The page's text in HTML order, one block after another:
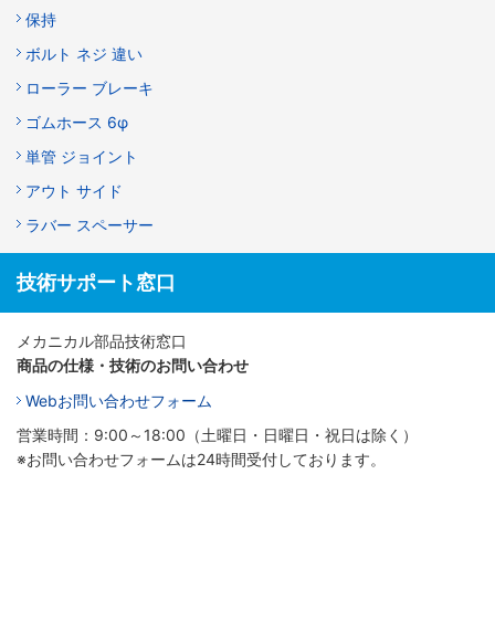
保持
ボルト ネジ 違い
ローラー ブレーキ
ゴムホース 6φ
単管 ジョイント
アウト サイド
ラバー スペーサー
技術サポート窓口
メカニカル部品技術窓口
商品の仕様・技術のお問い合わせ
Webお問い合わせフォーム
営業時間：9:00～18:00（土曜日・日曜日・祝日は除く）
※お問い合わせフォームは24時間受付しております。